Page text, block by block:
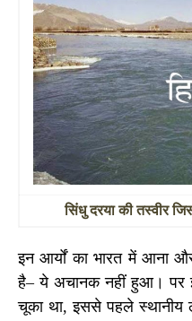
सिंधुदरया की तस्वीर
इन आर्यों का भारत में आना
है– ये अचानक नहीं हुआ। पर
चूका था,इससे पहले स्थानीय